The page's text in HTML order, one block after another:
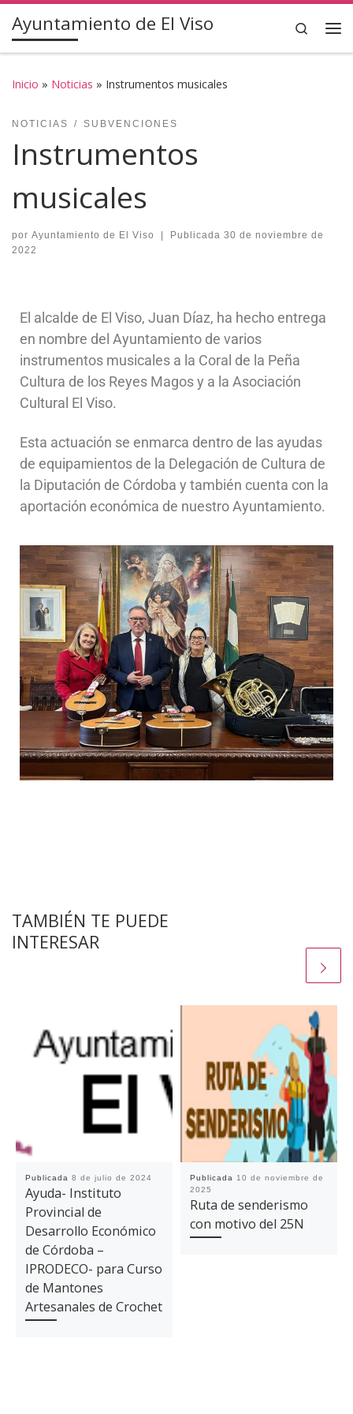
Saltar al contenido
Ayuntamiento de El Viso Search
Inicio » Noticias » Instrumentos musicales
NOTICIAS SUBVENCIONES
Instrumentos
musicales
por Ayuntamiento de El Viso | Publicada 30 de noviembre de
2022
El alcalde de El Viso, Juan Díaz, ha hecho entrega
en nombre del Ayuntamiento de varios
instrumentos musicales a la Coral de la Peña
Cultura de los Reyes Magos y a la Asociación
Cultural El Viso.
Esta actuación se enmarca dentro de las ayudas
de equipamientos de la Delegación de Cultura de
la Diputación de Córdoba y también cuenta con la
aportación económica de nuestro Ayuntamiento.
TAMBIÉN TE PUEDE
INTERESAR
Publicada 8 de julio de 2024
Ayuda- Instituto
Provincial de
Desarrollo Económico
de Córdoba –
IPRODECO- para Curso
de Mantones
Artesanales de Crochet
Publicada
10 de noviembre de
2025
Ruta de senderismo
con motivo del 25N